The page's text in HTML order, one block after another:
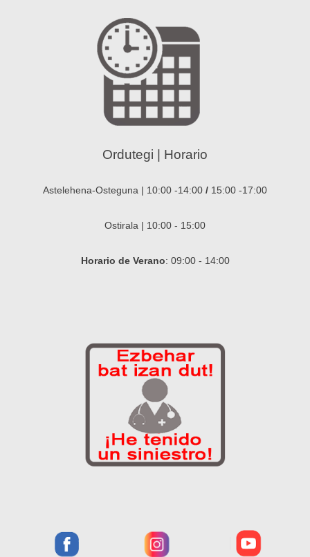
Ordutegi | Horario
Astelehena-Osteguna | 10:00 -14:00 / 15:00 -17:00
Ostirala | 10:00 - 15:00
Horario de Verano: 09:00 - 14:00